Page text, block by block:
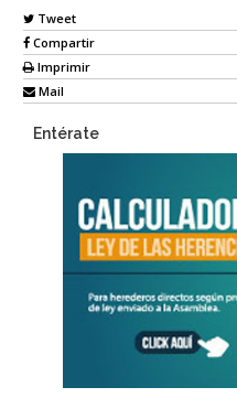
Tweet
Compartir
Imprimir
Mail
Entérate